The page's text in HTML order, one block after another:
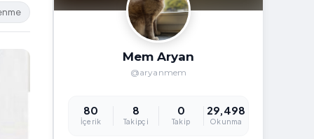
Mem Aryan
@aryanmem
80
İçerik
8
Takipçi
0
Takip
29,498
Okunma